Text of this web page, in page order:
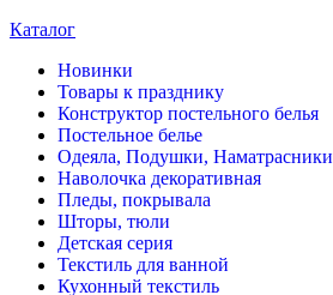
Каталог
Новинки
Товары к празднику
Конструктор постельного белья
Постельное белье
Одеяла, Подушки, Наматрасники
Наволочка декоративная
Пледы, покрывала
Шторы, тюли
Детская серия
Текстиль для ванной
Кухонный текстиль